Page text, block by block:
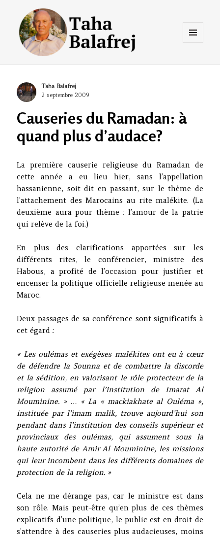
Taha Balafrej Blog
Author
Taha Balafrej
Posted
2 septembre 2009
Causeries du Ramadan: à
quand plus d’audace?
La première causerie religieuse du Ramadan de
cette année a eu lieu hier, sans l’appellation
hassanienne, soit dit en passant, sur le thème de
l’attachement des Marocains au rite malékite. (La
deuxième aura pour thème : l’amour de la patrie
qui relève de la foi.)
En plus des clarifications apportées sur les
différents rites, le conférencier, ministre des
Habous, a profité de l’occasion pour justifier et
encenser la politique officielle religieuse menée au
Maroc.
Deux passages de sa conférence sont significatifs à
cet égard :
« Les oulémas et exégèses malékites ont eu à cœur
de défendre la Sounna et de combattre la discorde
et la sédition, en valorisant le rôle protecteur de la
religion assumé par l’institution de Imarat Al
Mouminine. » … « La « mackiakhate al Ouléma »,
instituée par l’imam malik, trouve aujourd’hui son
pendant dans l’institution des conseils supérieur et
provinciaux des oulémas, qui assument sous la
haute autorité de Amir Al Mouminine, les missions
qui leur incombent dans les différents domaines de
protection de la religion. »
Cela ne me dérange pas, car le ministre est dans
son rôle. Mais peut-être qu’en plus de ces thèmes
explicatifs d’une politique, le public est en droit de
s’attendre à des causeries plus audacieuses, moins